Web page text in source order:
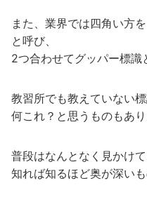
また、業界では四角い方
と呼び、
2つ合わせてグッパー標識
教習所でも教えていない
何これ？と思うものもあり
普段はなんとなく見かけ
知れば知るほど奥が深いも